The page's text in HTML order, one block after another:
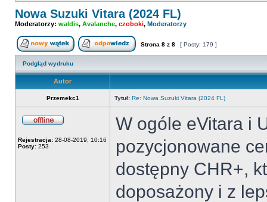
Nowa Suzuki Vitara (2024 FL)
Moderatorzy: waldis, Avalanche, czoboki, Moderatorzy
Nowy temat Odpowiedz w temacie
Strona 8 z 8 [ Posty: 179 ]
Podgląd wydruku
Autor
Przemekc1 Tytuł: Re: Nowa Suzuki Vitara (2024 FL)
Rejestracja: 28-08-2019, 10:16
Posty: 253
W ogóle eVitara i
pozycjonowane
dostępny CHR+,
doposażony i z